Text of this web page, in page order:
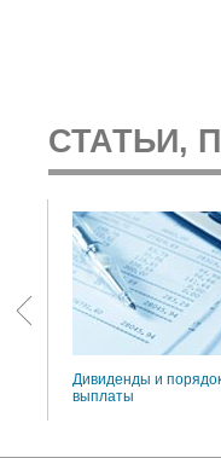
СТАТЬИ,
Дивиденды и
выплаты